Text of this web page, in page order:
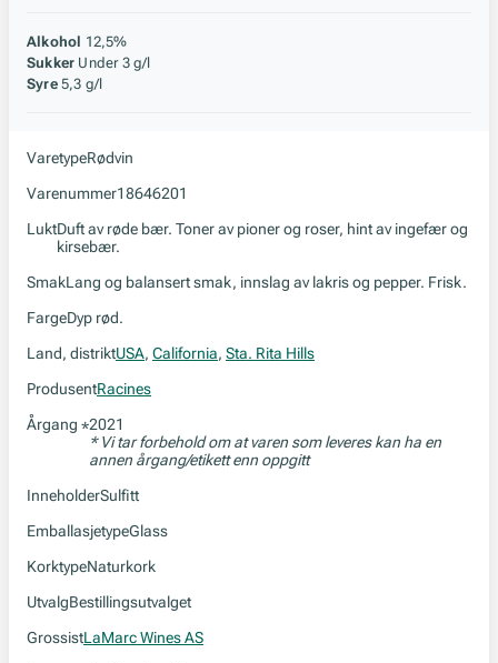
Alkohol 12,5%
Sukker Under 3 g/l
Syre 5,3 g/l
VaretypeRødvin
Varenummer18646201
LuktDuft av røde bær. Toner av pioner og roser, hint av ingefær og
kirsebær.
SmakLang og balansert smak, innslag av lakris og pepper. Frisk.
FargeDyp rød.
Land, distriktUSA, California, Sta. Rita Hills
ProdusentRacines
Årgang *2021
* Vi tar forbehold om at varen som leveres kan ha en
annen årgang/etikett enn oppgitt
InneholderSulfitt
EmballasjetypeGlass
KorktypeNaturkork
UtvalgBestillingsutvalget
GrossistLaMarc Wines AS